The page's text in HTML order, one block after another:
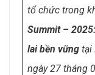
tổ chức trong
Summit –
lai bền vững tại
ngày 27 tháng